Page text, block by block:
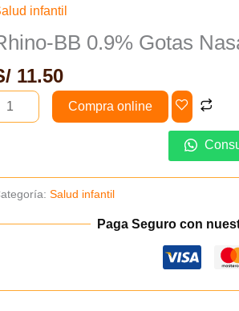
infantil
BB 0.9% Gotas
11.50
Compra online
Salud infantil
Paga Seguro con